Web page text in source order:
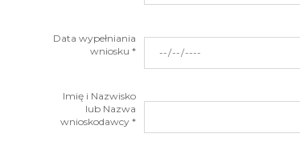
Data wypełniania
wniosku *
Imię i Nazwisko
lub Nazwa
wnioskodawcy *